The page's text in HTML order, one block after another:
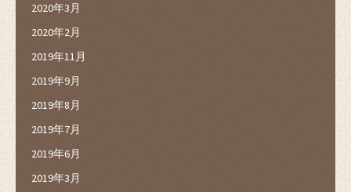
2020年3月
2020年2月
2019年11月
2019年9月
2019年8月
2019年7月
2019年6月
2019年3月